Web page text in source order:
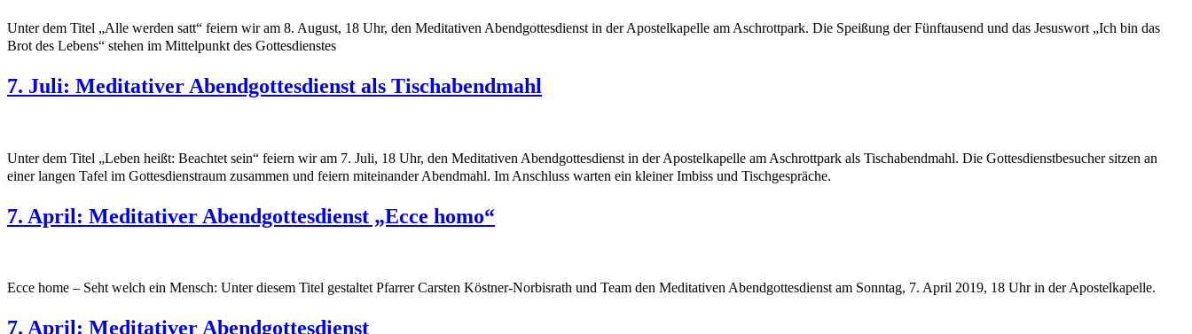
Unter dem Titel „Alle werden satt“ feiern wir am 8. August, 18 Uhr, den Meditativen Abendgottesdienst in der Apostelkapelle am Aschrottpark. Die Speißung der Fünftausend und das Jesuswort „Ich bin das
Brot des Lebens“ stehen im Mittelpunkt des Gottesdienstes
7. Juli: Meditativer Abendgottesdienst als Tischabendmahl
Unter dem Titel „Leben heißt: Beachtet sein“ feiern wir am 7. Juli, 18 Uhr, den Meditativen Abendgottesdienst in der Apostelkapelle am Aschrottpark als Tischabendmahl. Die Gottesdienstbesucher sitzen an
einer langen Tafel im Gottesdienstraum zusammen und feiern miteinander Abendmahl. Im Anschluss warten ein kleiner Imbiss und Tischgespräche.
7. April: Meditativer Abendgottesdienst „Ecce homo“
Ecce home – Seht welch ein Mensch: Unter diesem Titel gestaltet Pfarrer Carsten Köstner-Norbisrath und Team den Meditativen Abendgottesdienst am Sonntag, 7. April 2019, 18 Uhr in der Apostelkapelle.
7. April: Meditativer Abendgottesdienst